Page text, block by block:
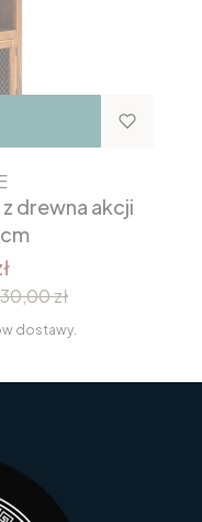
drewna akcji
zł
dostawy.